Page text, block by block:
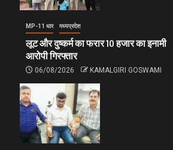
MP-11 धार मध्यप्रदेश
लूट और दुष्कर्म का फरार 10 हजार का इनामी
आरोपी गिरफ्तार
06/08/2026 KAMALGIRI GOSWAMI